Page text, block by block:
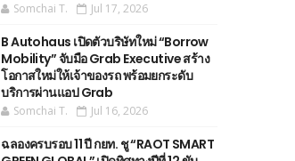
Somchai T. Jul 17, 2026
B Autohaus เปิดตัวบริษัทใหม่ “Borrow
Mobility” จับมือ Grab Executive สร้าง
โอกาสใหม่ให้เจ้าของรถ พร้อมยกระดับ
บริการผ่านแอป Grab
Somchai T. Jul 16, 2026
ฉลองครบรอบ 11 ปี กยท. ชู “RAOT SMART